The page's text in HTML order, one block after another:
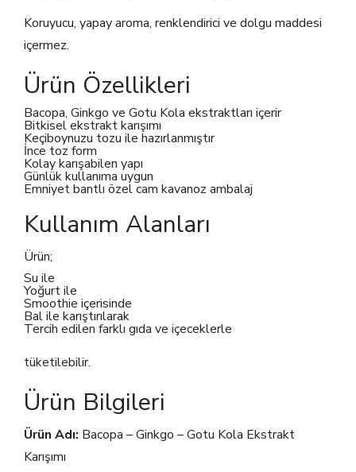
Koruyucu, yapay aroma, renklendirici ve dolgu maddesi
içermez.
Ürün Özellikleri
Bacopa, Ginkgo ve Gotu Kola ekstraktları içerir
Bitkisel ekstrakt karışımı
Keçiboynuzu tozu ile hazırlanmıştır
İnce toz form
Kolay karışabilen yapı
Günlük kullanıma uygun
Emniyet bantlı özel cam kavanoz ambalaj
Kullanım Alanları
Ürün;
Su ile
Yoğurt ile
Smoothie içerisinde
Bal ile karıştırılarak
Tercih edilen farklı gıda ve içeceklerle
tüketilebilir.
Ürün Bilgileri
Ürün Adı: Bacopa – Ginkgo – Gotu Kola Ekstrakt
Karışımı